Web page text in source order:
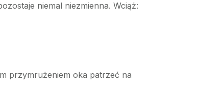
niemal niezmienna. Wciąż:
przymrużeniem oka patrzeć na